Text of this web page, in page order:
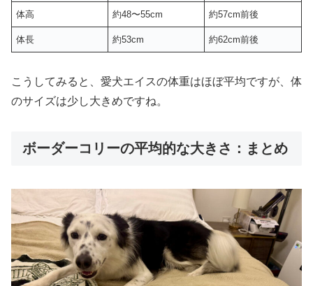
体高 約48〜55cm 約57cm前後
体長 約53cm 約62cm前後
こうしてみると、愛犬エイスの体重はほぼ平均ですが、体
のサイズは少し大きめですね。
ボーダーコリーの平均的な大きさ：まとめ